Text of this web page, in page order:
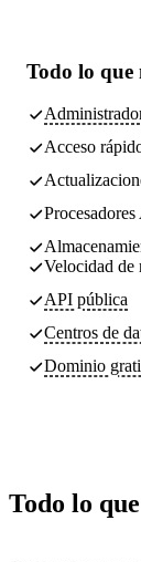
Todo lo que
Acceso
Velocidad de
API pública
Centros de
Dominio
Todo lo